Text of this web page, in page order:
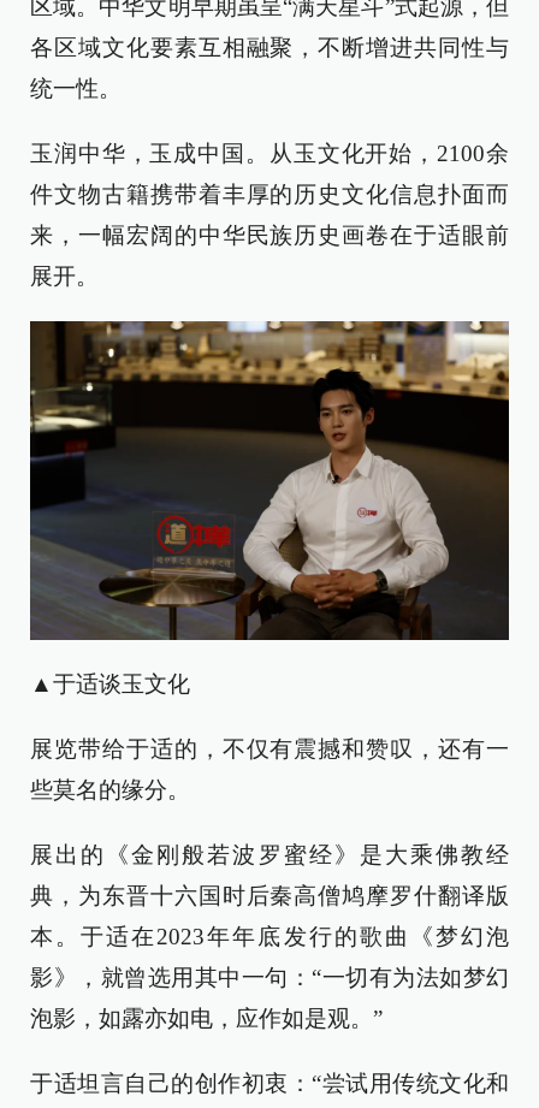
区域。中华文明早期虽呈“满天星斗”式起源，但
各区域文化要素互相融聚，不断增进共同性与
统一性。
玉润中华，玉成中国。从玉文化开始，2100余
件文物古籍携带着丰厚的历史文化信息扑面而
来，一幅宏阔的中华民族历史画卷在于适眼前
展开。
▲于适谈玉文化
展览带给于适的，不仅有震撼和赞叹，还有一
些莫名的缘分。
展出的《金刚般若波罗蜜经》是大乘佛教经
典，为东晋十六国时后秦高僧鸠摩罗什翻译版
本。于适在2023年年底发行的歌曲《梦幻泡
影》，就曾选用其中一句：“一切有为法如梦幻
泡影，如露亦如电，应作如是观。”
于适坦言自己的创作初衷：“尝试用传统文化和